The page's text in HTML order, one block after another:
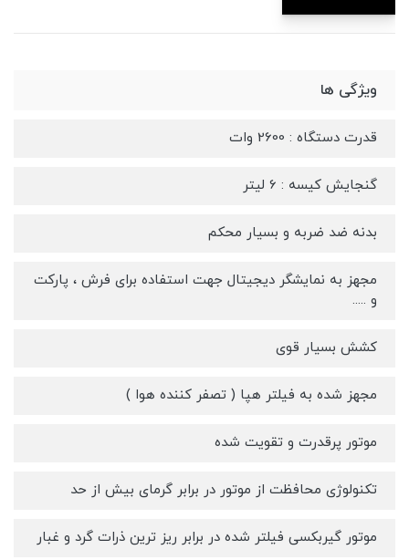
ویژگی ها
قدرت دستگاه : 2600 وات
گنجایش کیسه : 6 لیتر
بدنه ضد ضربه و بسیار محکم
مجهز به نمایشگر دیجیتال جهت استفاده برای فرش ، پارکت
و .....
کشش بسیار قوی
مجهز شده به فیلتر هپا ( تصفر کننده هوا )
موتور پرقدرت و تقویت شده
تکنولوژی محافظت از موتور در برابر گرمای بیش از حد
موتور گیربکسی فیلتر شده در برابر ریز ترین ذرات گرد و غبار